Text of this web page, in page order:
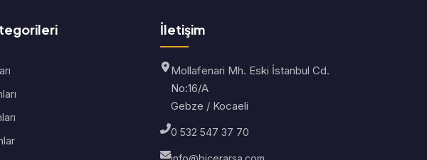
İletişim
Mollafenari Mh. Eski İstanbul Cd.
No:16/A
Gebze / Kocaeli
0 532 547 37 70